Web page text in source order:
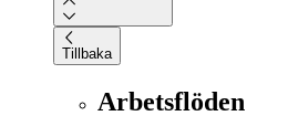
Tillbaka
Arbetsflöden